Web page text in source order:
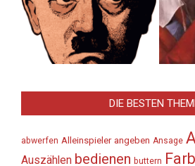
DIE BESTEN
abwerfen Alleinspieler angeben Ansage
Auszählen bedienen buttern